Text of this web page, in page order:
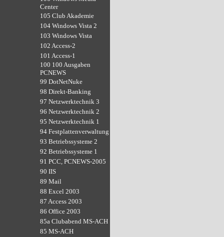
Center
105 Club Akademie
104 Windows Vista 2
103 Windows Vista
102 Access-2
101 Access-1
100 100 Ausgaben
PCNEWS
99 DotNetNuke
98 Direkt-Banking
97 Netzwerktechnik 3
96 Netzwerktechnik 2
95 Netzwerktechnik 1
94 Festplattenverwaltung
93 Betriebssysteme 2
92 Betriebssysteme 1
91 PCC, PCNEWS-2005
90 IIS
89 Mail
88 Excel 2003
87 Access 2003
86 Office 2003
85a Clubabend MS-ACH
85 MS-ACH